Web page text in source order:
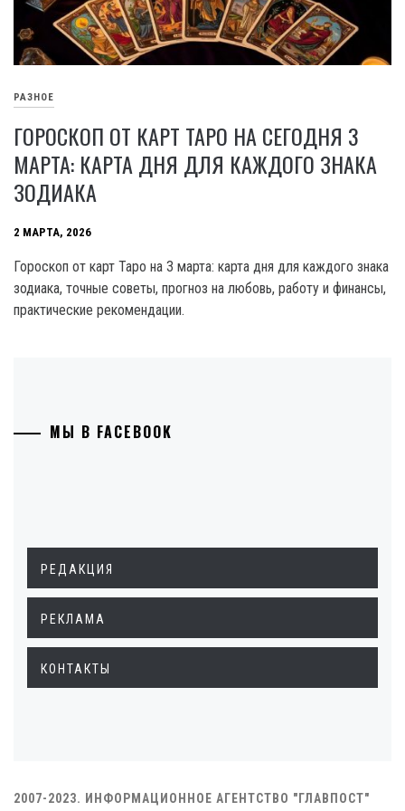
РАЗНОЕ
ГОРОСКОП ОТ КАРТ ТАРО НА СЕГОДНЯ 3
МАРТА: КАРТА ДНЯ ДЛЯ КАЖДОГО ЗНАКА
ЗОДИАКА
2 МАРТА, 2026
Гороскоп от карт Таро на 3 марта: карта дня для каждого знака
зодиака, точные советы, прогноз на любовь, работу и финансы,
практические рекомендации.
МЫ В FACEBOOK
РЕДАКЦИЯ
РЕКЛАМА
КОНТАКТЫ
2007-2023. ИНФОРМАЦИОННОЕ АГЕНТСТВО "ГЛАВПОСТ"